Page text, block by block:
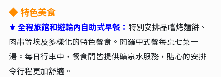
◆ 特色美食
⚜ 全程旅館和遊輪內自助式早餐： 特別安排品嚐烤麵餅、
肉串等埃及多樣化的特色餐食。開羅中式餐每桌七菜一
湯。每日行車中，餐食間皆提供礦泉水服務，貼心的安排
令行程更加舒適。